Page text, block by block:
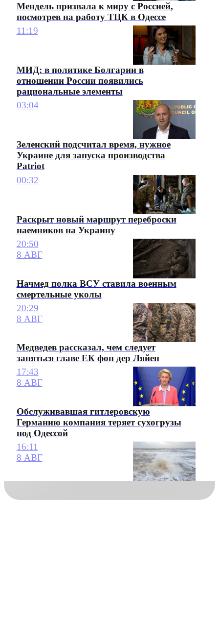
Мендель призвала к миру с Россией,
посмотрев на работу ТЦК в Одессе
11:19
МИД: в политике Болгарии в
отношении России появились
рациональные элементы
03:04
Зеленский подсчитал время, нужное
Украине для запуска производства
Patriot
00:32
Раскрыт новый маршрут переброски
наемников на Украину
20:50
8 АВГ
Начмед полка ВСУ ставила военным
смертельные уколы
20:29
8 АВГ
Медведев рассказал, чем следует
заняться главе ЕК фон дер Ляйен
17:43
8 АВГ
Обслуживавшая гитлеровскую
Германию компания теряет сухогрузы
под Одессой
16:11
8 АВГ